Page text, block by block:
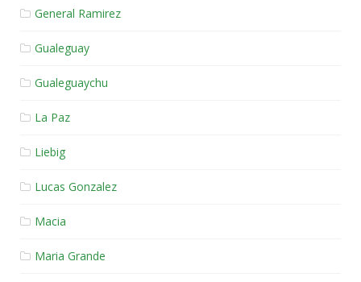
General Ramirez
Gualeguay
Gualeguaychu
La Paz
Liebig
Lucas Gonzalez
Macia
Maria Grande